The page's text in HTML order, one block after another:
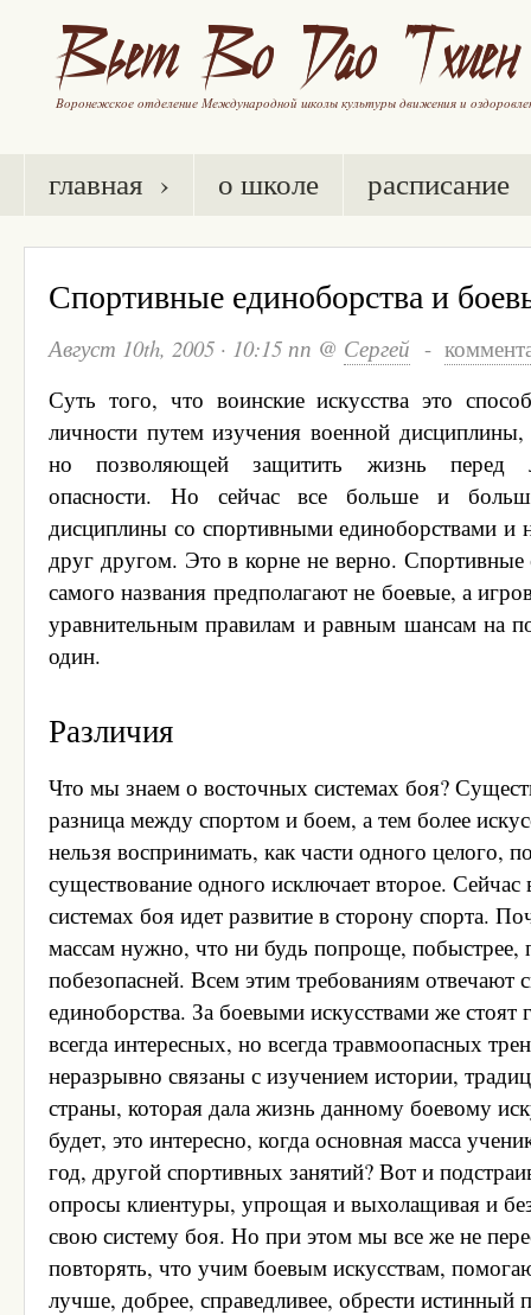
главная › о школе расписание
Спортивные единоборства и
Август 10th, 2005 · 10:15 пп @ Сергей -
Суть того, что воинские искусства это
личности путем изучения военной
но позволяющей защитить жизнь перед
опасности. Но сейчас все больше и
дисциплины со спортивными единоборствами и
друг другом. Это в корне не верно. Спортивные
самого названия предполагают не боевые, а
уравнительным правилам и равным шансам на
один.
Различия
Что мы знаем о восточных системах боя?
разница между спортом и боем, а тем более
нельзя воспринимать, как части одного целого,
существование одного исключает второе.
системах боя идет развитие в сторону спорта.
массам нужно, что ни будь попроще, побыстрее,
побезопасней. Всем этим требованиям отвечают
единоборства. За боевыми искусствами же
всегда интересных, но всегда травмоопасных
неразрывно связаны с изучением истории,
страны, которая дала жизнь данному боевому
будет, это интересно, когда основная масса
год, другой спортивных занятий? Вот и
опросы клиентуры, упрощая и выхолащивая и
свою систему боя. Но при этом мы все же не
повторять, что учим боевым искусствам,
лучше, добрее, справедливее, обрести истинный